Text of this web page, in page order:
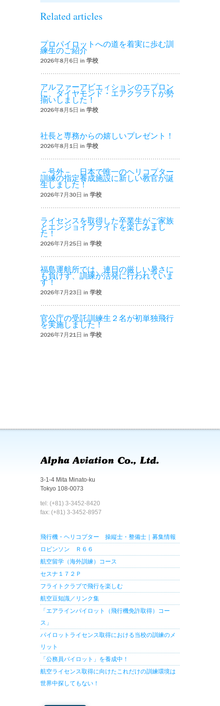
Related articles
プロパイロットへの道を着実に歩む訓
練生のご紹介
2026年8月6日 in 学校
アルファーアビエィションのエプロン
に、ダイヤモンド・エアクラフトが勢
揃いしました！
2026年8月5日 in 学校
社長と専務からの嬉しいプレゼント！
2026年8月1日 in 学校
－号外－ 日本で唯一のヘリコプター
訓練の指定養成施設に新しい教官が誕
生しました！
2026年7月30日 in 学校
ライセンスを取得した卒業生がご家族
とエンジョイフライトを楽しみまし
た！
2026年7月25日 in 学校
福島運航所では、連日の厳しい暑さに
も負けず、訓練が活発に行われていま
す！
2026年7月23日 in 学校
官公庁の受託訓練生２名が初単独飛行
を実施しました！
2026年7月21日 in 学校
3-1-4 Mita Minato-ku
Tokyo 108-0073
tel: (+81) 3-3452-8420
fax: (+81) 3-3452-8957
飛行機・ヘリコプター 操縦士・整備士｜募集情報
ロビンソン Ｒ６６
航空留学（海外訓練）コース
セスナ１７２Ｐ
フライトクラブで飛行を楽しむ
航空豆知識／リンク集
「エアラインパイロット（飛行機免許取得）コー
ス」
パイロットライセンス取得における当校の訓練のメ
リット
「公務員パイロット」を養成中！
航空ライセンス取得に向けたこれだけの訓練環境は
世界中探してもない！